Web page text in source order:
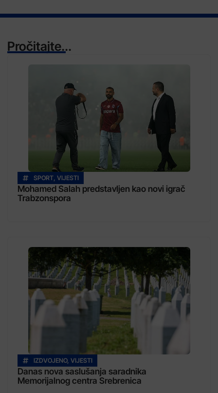
Pročitajte...
SPORT, VIJESTI
Mohamed Salah predstavljen kao novi igrač
Trabzonspora
IZDVOJENO, VIJESTI
Danas nova saslušanja saradnika
Memorijalnog centra Srebrenica